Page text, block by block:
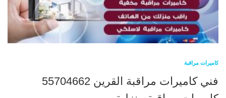
كاميرات مراقبة
فني كاميرات مراقبة القرين 55704662